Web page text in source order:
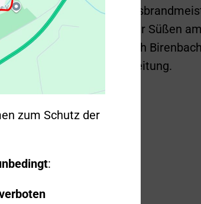
als stellvertretender
der Freiwilligen Feuerwehr Süßen
Dachstuhlbrand nach
er die örtliche Einsatzleitung.
zum Schutz der
: